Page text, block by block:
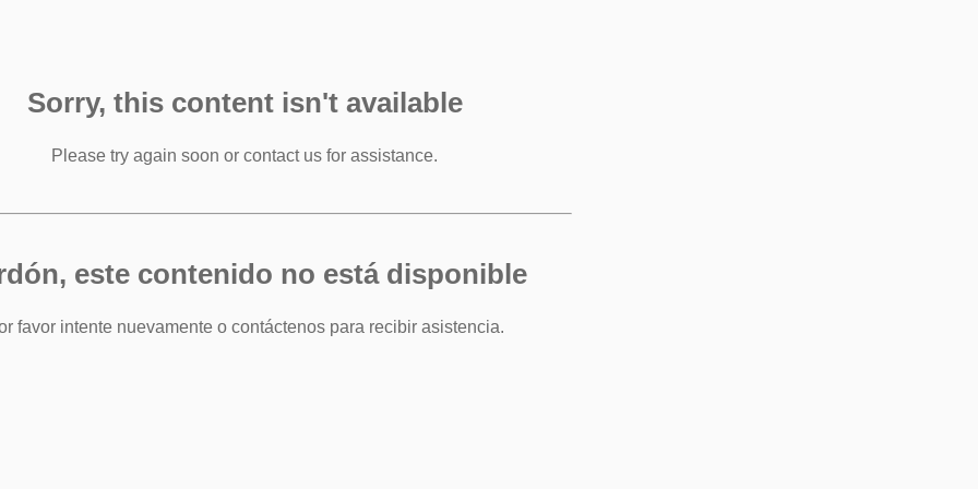
Sorry, this content isn't available
Please try again soon or contact us for assistance.
este contenido no está disponible
favor intente nuevamente o contáctenos para recibir asistencia.